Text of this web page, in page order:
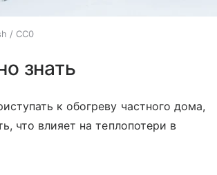
/ CC0
знать
к обогреву частного дома,
что влияет на теплопотери в